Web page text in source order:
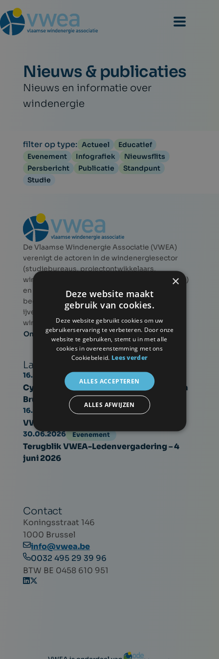
Nieuws & publicaties
Nieuws en informatie over
windenergie
filter op type: Actueel
Educatief
Evenement
Infografiek
Nieuwsflits
Persbericht
Publicatie
Standpunt
Studie
De Vlaamse Windenergie Associatie (VWEA)
verenigt de actoren in de windenergiesector
(studiebureaus, projectontwikkelaars,
windparkuitbaters en de toeleveringsindustrie)
en is het aanspreekpunt voor de overheid en
bedrijven met interesse in windenergie. VWEA
ijvert voor een gedragen ontwikkeling van
windenergie in Vlaanderen.
Ontdek wie VWEA is
Laatste nieuws & publicaties
16.07.2026
Cycling 4 Climate strijkt opnieuw neer in
Brussel
16.07.2026 Publicatie Standpunt
VWEA in tijdschrift STORM
30.06.2026 Evenement
Terugblik VWEA-Ledenvergadering – 4
juni 2026
Contact
Koningsstraat 146
1000 Brussel
info@vwea.be
0032 495 29 39 96
BTW BE 0458 610 951
×
Deze website maakt
gebruik van cookies.
Deze website gebruikt cookies om uw
gebruikerservaring te verbeteren. Door onze
website te gebruiken, stemt u in met alle
cookies in overeenstemming met ons
Cookiebeleid. Lees verder
ALLES ACCEPTEREN
ALLES AFWIJZEN